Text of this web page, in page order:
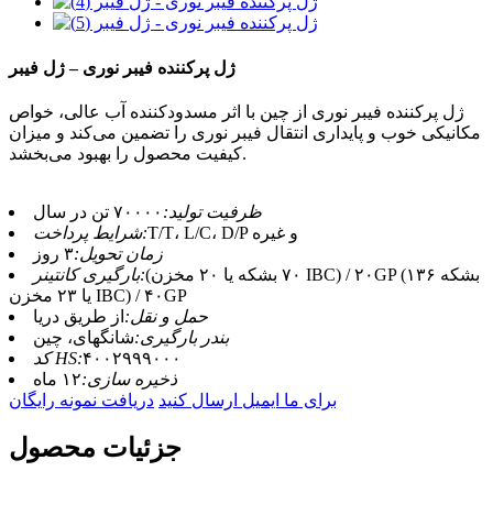
ژل پرکننده فیبر نوری – ژل فیبر
ژل پرکننده فیبر نوری از چین با اثر مسدودکننده آب عالی، خواص
مکانیکی خوب و پایداری انتقال فیبر نوری را تضمین می‌کند و میزان
کیفیت محصول را بهبود می‌بخشد.
ظرفیت تولید: ۷۰۰۰۰ تن در سال
شرایط پرداخت:
T/T، L/C، D/P و غیره
زمان تحویل:۳ روز
بارگیری کانتینر:(۷۰ بشکه یا ۲۰ مخزن IBC) / ۲۰GP (۱۳۶ بشکه
یا ۲۳ مخزن IBC) / ۴۰GP
حمل و نقل: از طریق دریا
بندر بارگیری:شانگهای، چین
کد HS:۴۰۰۲۹۹۹۰۰۰
ذخیره سازی:۱۲ ماه
برای ما ایمیل ارسال کنید دریافت نمونه رایگان
جزئیات محصول